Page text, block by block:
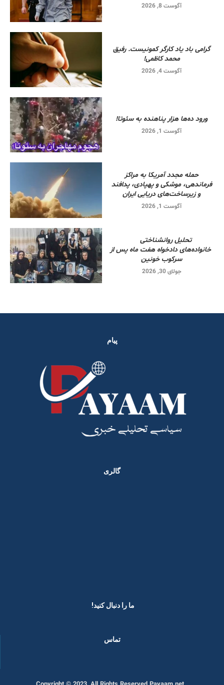
آگوست 8, 2026
گرامی باد یاد کارگر کمونیست. رفیق
محمد کاظمی!
آگوست 4, 2026
ورود ده‌ها هزار پناهنده به سئوتا!
آگوست 1, 2026
حمله مجدد آمریکا به مراکز
فرماندهی، موشکی و پهپادی، پدافند
و زیرساخت‌های دریایی ایران
آگوست 1, 2026
تحلیل روانشناختی
خانواده‌های دادخواه هفت ماه پس از
سرکوب خونین
جولای 30, 2026
پیام
گالری
ما را دنبال کنید! ​
تماس